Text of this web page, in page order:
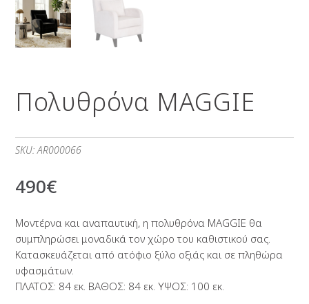
Πολυθρόνα MAGGIE
SKU:AR000066
490€
Μοντέρνα και αναπαυτική, η πολυθρόνα MAGGIE θα
συμπληρώσει μοναδικά τον χώρο του καθιστικού σας.
Κατασκευάζεται από ατόφιο ξύλο οξιάς και σε πληθώρα
υφασμάτων.
ΠΛΑΤΟΣ: 84 εκ. ΒΑΘΟΣ: 84 εκ. ΥΨΟΣ: 100 εκ.